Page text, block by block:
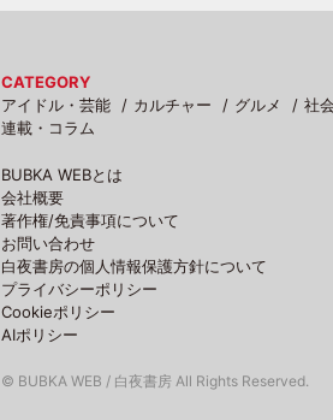
CATEGORY
アイドル・芸能
カルチャー グルメ 社会
連載・コラム
BUBKA WEBとは
会社概要
著作権/免責事項について
お問い合わせ
白夜書房の個人情報保護方針について
プライバシーポリシー
Cookieポリシー
AIポリシー
© BUBKA WEB / 白夜書房 All Rights Reserved.